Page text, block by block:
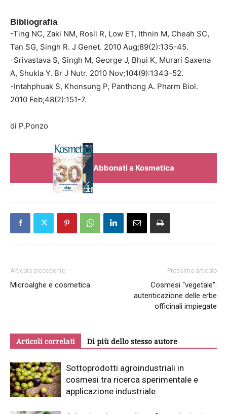
Bibliografia
-Ting NC, Zaki NM, Rosli R, Low ET, Ithnin M, Cheah SC,
Tan SG, Singh R. J Genet. 2010 Aug;89(2):135-45.
-Srivastava S, Singh M, George J, Bhui K, Murari Saxena
A, Shukla Y. Br J Nutr. 2010 Nov;104(9):1343-52.
-Intahphuak S, Khonsung P, Panthong A. Pharm Biol.
2010 Feb;48(2):151-7.
di P.Ponzo
Abbonati a Kosmetica
Articolo precedente
Microalghe e cosmetica
Prossimo articolo
Cosmesi “vegetale”:
autenticazione delle erbe
officinali impiegate
Articoli correlati Di più dello stesso autore
Sottoprodotti agroindustriali in
cosmesi tra ricerca sperimentale e
applicazione industriale